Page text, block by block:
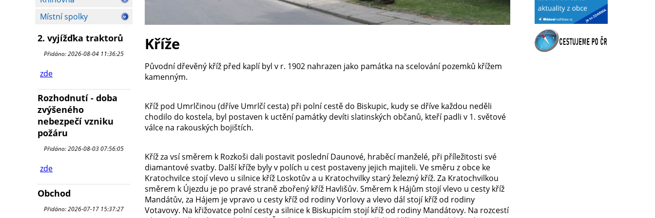
Místní spolky
2. vyjížďka traktorů
Přidáno: 2026-08-04 11:36:25
zde
Rozhodnutí - doba
zvýšeného
nebezpečí vzniku
požáru
Přidáno: 2026-08-03 07:56:05
zde
Obchod
Přidáno: 2026-07-17 15:37:27
Kříže
Původní dřevěný kříž před kaplí byl v r. 1902 nahrazen jako památka na scelování pozemků křížem
kamenným.
Kříž pod Umrlčinou (dříve Umrlčí cesta) při polní cestě do Biskupic, kudy se dříve každou neděli
chodilo do kostela, byl postaven k uctění památky devíti slatinských občanů, kteří padli v 1. světové
válce na rakouských bojištích.
Kříž za vsí směrem k Rozkoši dali postavit poslední Daunové, hraběcí manželé, při příležitosti své
diamantové svatby. Další kříže byly v polích u cest postaveny jejich majiteli. Ve směru z obce ke
Kratochvilce stojí vlevo u silnice kříž Loskotův a u Kratochvilky starý železný kříž. Za Kratochvilkou
směrem k Újezdu je po pravé straně zbořený kříž Havlišův. Směrem k Hájům stojí vlevo u cesty kříž
Mandátův, za Hájem je vpravo u cesty kříž od rodiny Vorlovy a vlevo dál stojí kříž od rodiny
Votavovy. Na křižovatce polní cesty a silnice k Biskupicím stojí kříž od rodiny Mandátovy. Na rozcestí